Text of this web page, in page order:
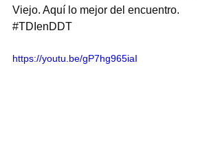
Viejo. Aquí lo mejor del encuentro.
#TDIenDDT
https://youtu.be/gP7hg965iaI